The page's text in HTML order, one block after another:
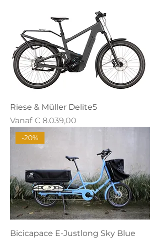
Riese & Müller Delite5
Vanaf€ 8.039,00
Verkoopprijs
-20%
Bicicapace E-Justlong Sky Blue